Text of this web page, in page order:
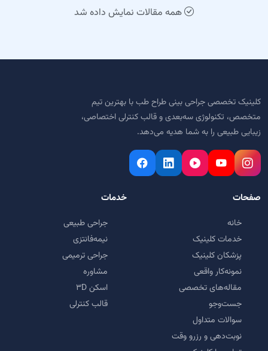
همه مقالات نمایش داده شد
کلینیک تخصصی جراحی بینی طراح طب با بهترین تیم
متخصص، تکنولوژی سه‌بعدی و قالب کنترلی اختصاصی،
زیبایی طبیعی را به شما هدیه می‌دهد.
صفحات
خانه
خدمات کلینیک
پزشکان کلینیک
نمونه‌کار واقعی
مقاله‌های تخصصی
جست‌وجو
سوالات متداول
نوبت‌دهی و رزرو وقت
خدمات
جراحی طبیعی
نیمه‌فانتزی
جراحی ترمیمی
مشاوره
اسکن ۳D
قالب کنترلی